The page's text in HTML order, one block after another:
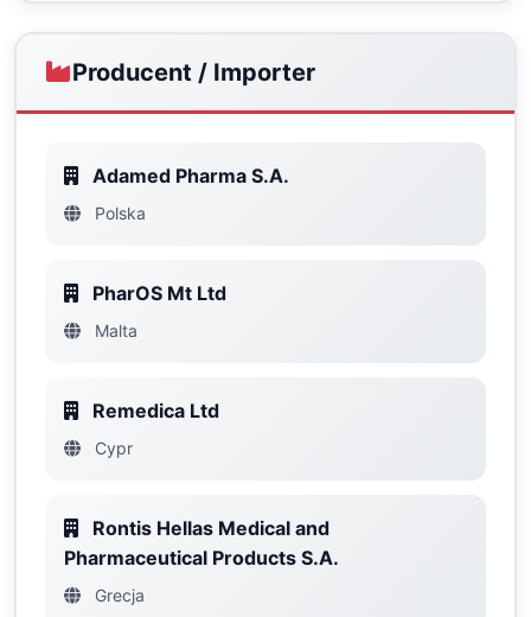
Producent / Importer
Adamed Pharma S.A.
Polska
PharOS Mt Ltd
Malta
Remedica Ltd
Cypr
Rontis Hellas Medical and
Pharmaceutical Products S.A.
Grecja